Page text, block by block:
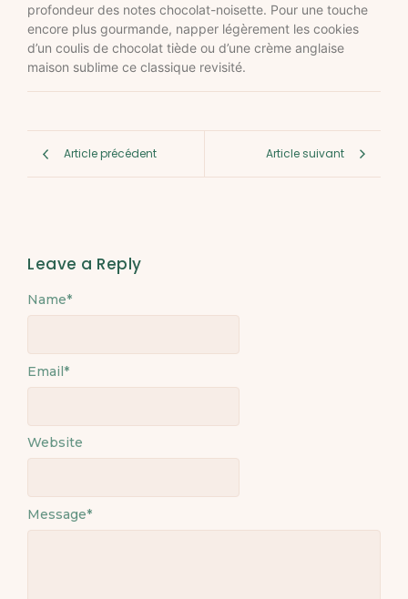
profondeur des notes chocolat-noisette. Pour une touche
encore plus gourmande, napper légèrement les cookies
d’un coulis de chocolat tiède ou d’une crème anglaise
maison sublime ce classique revisité.
Article précédent Article suivant
Leave a Reply
Message*
Name*
Email*
Website
Alternative: